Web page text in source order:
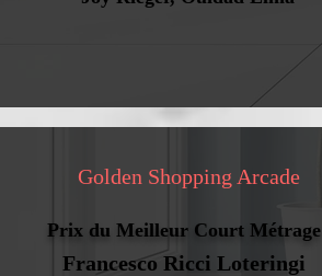
Golden Shopping Arcade
Prix du Meilleur Court Métrage
Francesco Ricci Loteringi